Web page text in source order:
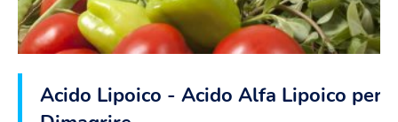
Acido Lipoico - Acido Alfa Lipoico per